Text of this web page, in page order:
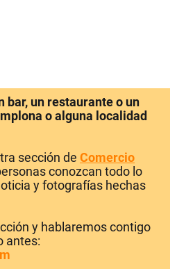
bar, un restaurante o un
o alguna localidad
sección de Comercio
conozcan todo lo
y fotografías hechas
y hablaremos contigo
antes: